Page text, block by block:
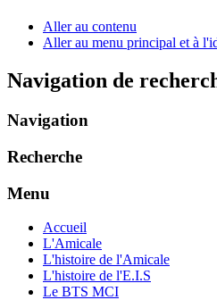
Aller au contenu
Aller au menu principal et à
Navigation de
Navigation
Recherche
Menu
Accueil
L'Amicale
L'histoire de l'Amicale
L'histoire de l'E.I.S
Le BTS MCI